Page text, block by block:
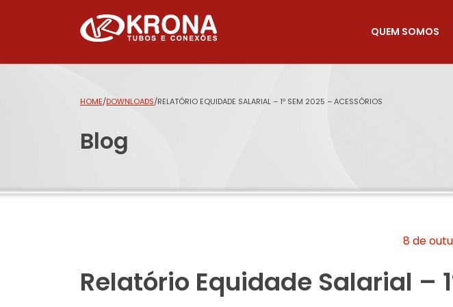
QUEM SOMOS
HOME/DOWNLOADS/RELATÓRIO EQUIDADE SALARIAL – 1º SEM 2025 – ACESSÓRIOS
Blog
8 de
Relatório Equidade Salarial –